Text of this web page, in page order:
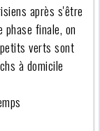
après s'être
finale, on
verts sont
à domicile